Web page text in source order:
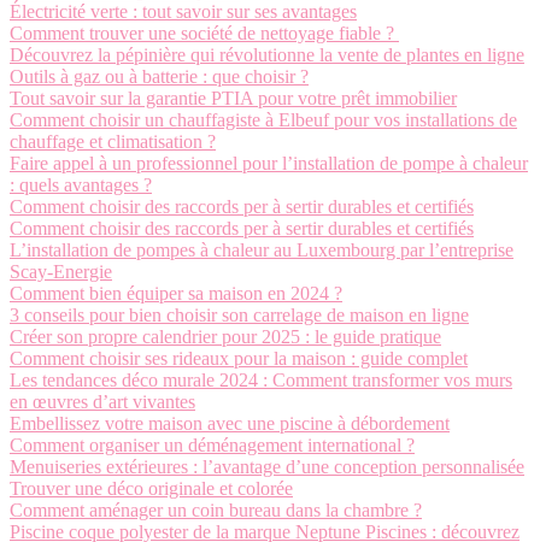
Électricité verte : tout savoir sur ses avantages
Comment trouver une société de nettoyage fiable ?
Découvrez la pépinière qui révolutionne la vente de plantes en ligne
Outils à gaz ou à batterie : que choisir ?
Tout savoir sur la garantie PTIA pour votre prêt immobilier
Comment choisir un chauffagiste à Elbeuf pour vos installations de
chauffage et climatisation ?
Faire appel à un professionnel pour l’installation de pompe à chaleur
: quels avantages ?
Comment choisir des raccords per à sertir durables et certifiés
Comment choisir des raccords per à sertir durables et certifiés
L’installation de pompes à chaleur au Luxembourg par l’entreprise
Scay-Energie
Comment bien équiper sa maison en 2024 ?
3 conseils pour bien choisir son carrelage de maison en ligne
Créer son propre calendrier pour 2025 : le guide pratique
Comment choisir ses rideaux pour la maison : guide complet
Les tendances déco murale 2024 : Comment transformer vos murs
en œuvres d’art vivantes
Embellissez votre maison avec une piscine à débordement
Comment organiser un déménagement international ?
Menuiseries extérieures : l’avantage d’une conception personnalisée
Trouver une déco originale et colorée
Comment aménager un coin bureau dans la chambre ?
Piscine coque polyester de la marque Neptune Piscines : découvrez